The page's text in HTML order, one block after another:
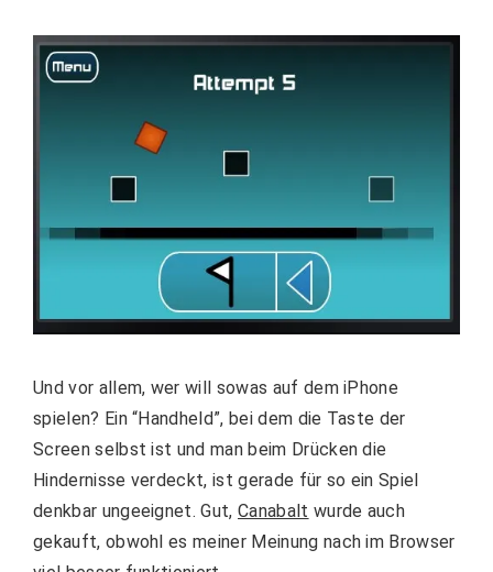
Und vor allem, wer will sowas auf dem iPhone
spielen? Ein “Handheld”, bei dem die Taste der
Screen selbst ist und man beim Drücken die
Hindernisse verdeckt, ist gerade für so ein Spiel
denkbar ungeeignet. Gut,Canabalt wurde auch
gekauft, obwohl es meiner Meinung nach im Browser